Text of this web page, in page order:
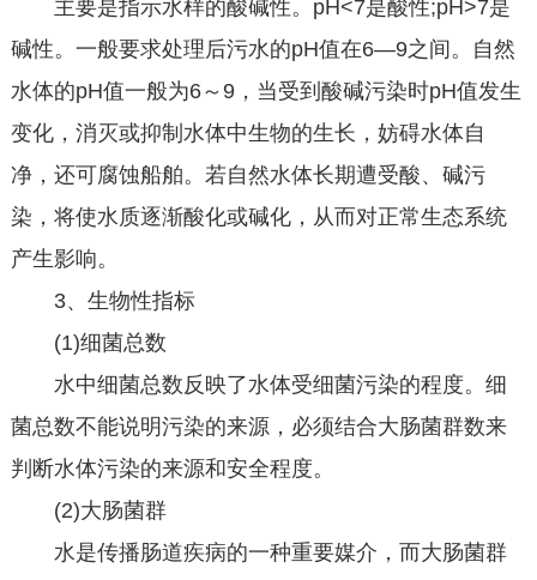
主要是指示水样的酸碱性。pH<7是酸性;pH>7是
碱性。一般要求处理后污水的pH值在6—9之间。自然
水体的pH值一般为6～9，当受到酸碱污染时pH值发生
变化，消灭或抑制水体中生物的生长，妨碍水体自
净，还可腐蚀船舶。若自然水体长期遭受酸、碱污
染，将使水质逐渐酸化或碱化，从而对正常生态系统
产生影响。
3、生物性指标
(1)细菌总数
水中细菌总数反映了水体受细菌污染的程度。细
菌总数不能说明污染的来源，必须结合大肠菌群数来
判断水体污染的来源和安全程度。
(2)大肠菌群
水是传播肠道疾病的一种重要媒介，而大肠菌群